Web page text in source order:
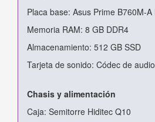
Placa base: Asus Prime B760M-A
Memoria RAM: 8 GB DDR4
Almacenamiento: 512 GB SSD
Tarjeta de sonido: Códec de
Chasis y alimentación
Caja: Semitorre Hiditec Q10